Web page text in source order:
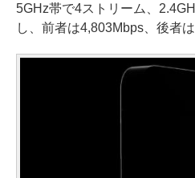
5GHz帯で4ストリーム、
し、前者は4,803Mbps、後者